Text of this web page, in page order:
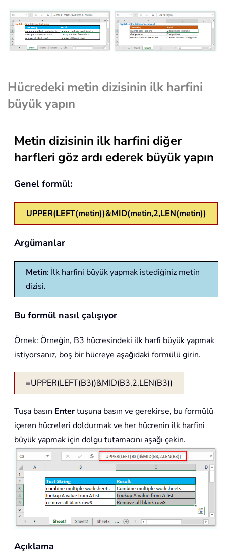
Hücredeki metin dizisinin ilk harfini
büyük yapın
Metin dizisinin ilk harfini diğer
harfleri göz ardı ederek büyük yapın
Genel formül:
UPPER(LEFT(metin))&MID(metin,2,LEN(metin))
Argümanlar
Metin: İlk harfini büyük yapmak istediğiniz metin
dizisi.
Bu formül nasıl çalışıyor
Örnek: Örneğin, B3 hücresindeki ilk harfi büyük yapmak
istiyorsanız, boş bir hücreye aşağıdaki formülü girin.
=UPPER(LEFT(B3))&MID(B3,2,LEN(B3))
Tuşa basın Entertuşuna basın ve gerekirse, bu formülü
içeren hücreleri doldurmak ve her hücrenin ilk harfini
büyük yapmak için dolgu tutamacını aşağı çekin.
Açıklama